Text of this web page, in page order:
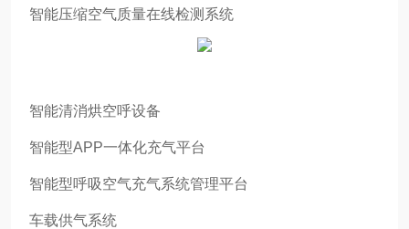
智能压缩空气质量在线检测系统
智能清消烘空呼设备
智能型APP一体化充气平台
智能型呼吸空气充气系统管理平台
车载供气系统